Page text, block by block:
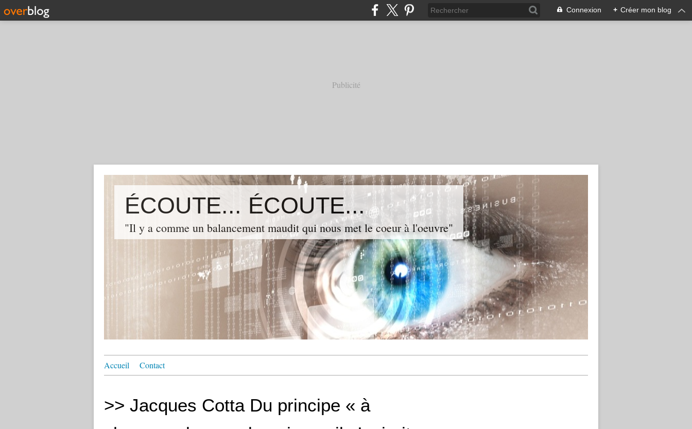
Connexion + Créer mon blog
Publicité
ÉCOUTE... ÉCOUTE...
"Il y a comme un balancement maudit qui nous met le coeur à l'oeuvre"
Accueil Contact
>> Jacques Cotta Du principe « à